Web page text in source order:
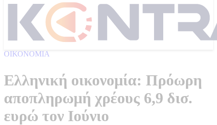
ΟΙΚΟΝΟΜΙΑ
Ελληνική οικονομία: Πρόωρη
αποπληρωμή χρέους 6,9 δισ.
ευρώ τον Ιούνιο